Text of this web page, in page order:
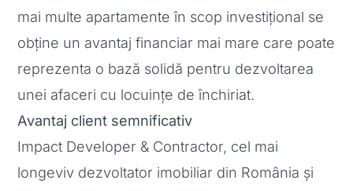
mai multe apartamente în scop investițional se
obține un avantaj financiar mai mare care poate
reprezenta o bază solidă pentru dezvoltarea
unei afaceri cu locuințe de închiriat.
Avantaj client semnificativ
Impact Developer & Contractor, cel mai
longeviv dezvoltator imobiliar din România și